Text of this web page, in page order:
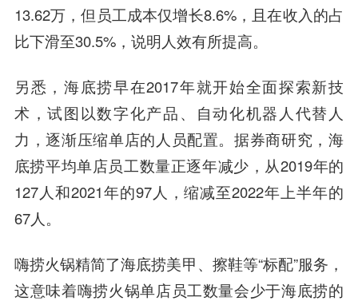
13.62万，但员工成本仅增长8.6%，且在收入的占
比下滑至30.5%，说明人效有所提高。
另悉，海底捞早在2017年就开始全面探索新技
术，试图以数字化产品、自动化机器人代替人
力，逐渐压缩单店的人员配置。据券商研究，海
底捞平均单店员工数量正逐年减少，从2019年的
127人和2021年的97人，缩减至2022年上半年的
67人。
嗨捞火锅精简了海底捞美甲、擦鞋等“标配”服务，
这意味着嗨捞火锅单店员工数量会少于海底捞的